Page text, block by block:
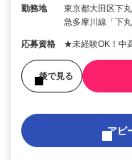
勤務地
東京都大田区下
急多摩川線「下
応募資格 ★未経験OK！中
後で見る
アピ